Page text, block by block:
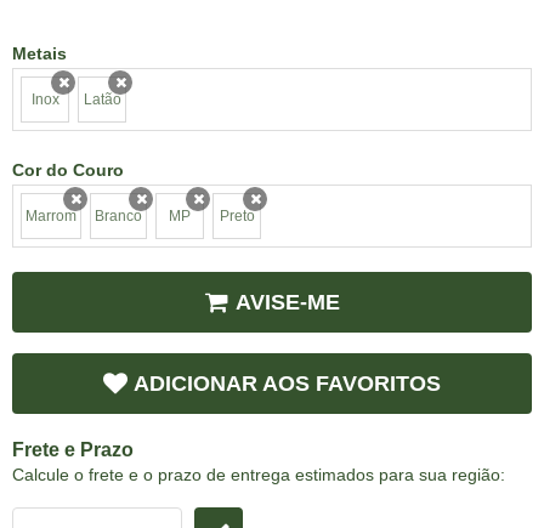
Metais
Inox
x Latão
x
Cor do Couro
Marrom
x Branco
x MPx Preto
x
AVISE-ME
ADICIONAR AOS FAVORITOS
Frete e Prazo
Calcule o frete e o prazo de entrega estimados para sua região: